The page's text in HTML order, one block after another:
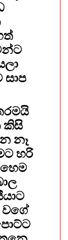
කිසි
නෑ
හරි